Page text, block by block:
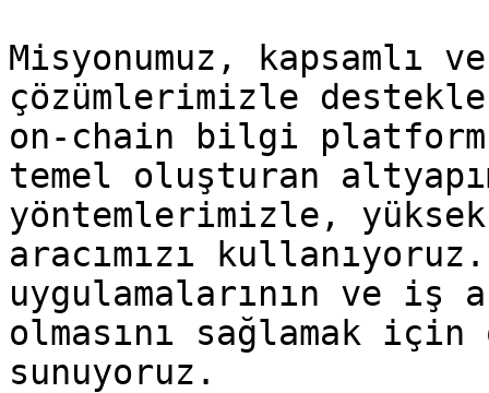
Misyonumuz,
çözümlerimizle
on-chain bilgi
temel oluşturan
yöntemlerimizle,
aracımızı
uygulamalarının ve iş
olmasını sağlamak
sunuyoruz.